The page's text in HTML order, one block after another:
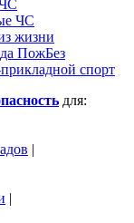
ЧС
жизни
ПожБез
спорт
для:
|
|